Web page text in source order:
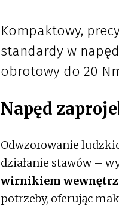
Kompaktowy,
standardy w
obrotowy do 20
Napęd
Odwzorowanie
działanie stawów –
wirnikiem
potrzeby, oferując